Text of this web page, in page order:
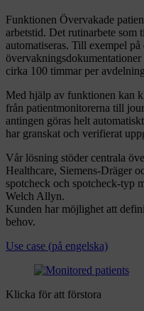
Funktionen Övervakade
arbetstid. Det rutinarbete som
automatiseras. Till exempel
cirka 100 timmar per
Med hjälp av funktionen kan
från patientmonitorerna till
antingen göras helt
har granskat och verifierat
Vår lösning stöder centrala
Healthcare, Siemens-Dräger
spotcheck och spotcheck-typ
Welch Allyn.
Kunden har möjlighet att
behov.
Use case (på engelska)
Klicka för att förstora